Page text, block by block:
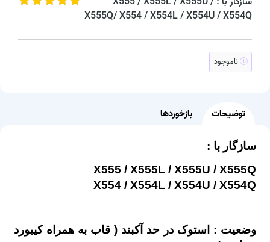
X555Q/ X554 / X554L / X554U / X554Q
ناموجود
توضیحات بازخوردها
سازگار با :
X555 / X555L / X555U / X555Q
X554 / X554L / X554U / X554Q
وضعیت : استوک در حد آکبند ( قاب به همراه کیبورد